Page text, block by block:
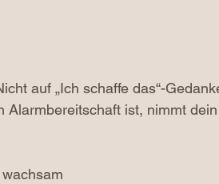
auf „Ich schaffe das“-
Alarmbereitschaft ist, nimmt